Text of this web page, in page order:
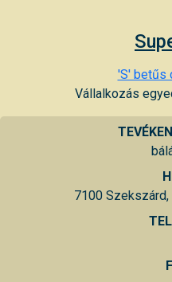
'S' betűs
Vállalkozás
7100 Szekszárd,